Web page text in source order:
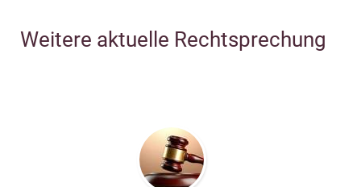
Weitere aktuelle Rechtsprechung